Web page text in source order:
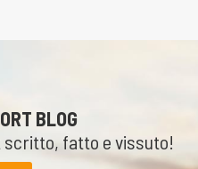
BLOG
scritto, fatto e vissuto!